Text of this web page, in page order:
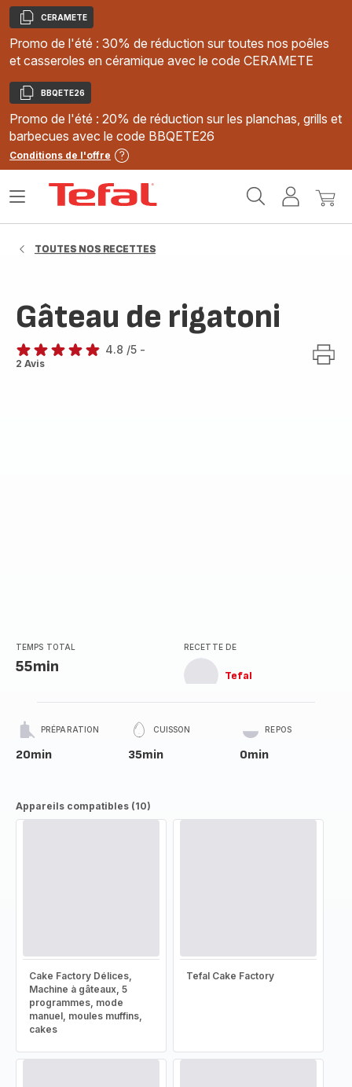
Copier
CERAMETE
Promo de l'été : 30% de réduction sur toutes nos poêles
et casseroles en céramique avec le code CERAMETE
Copier
BBQETE26
Promo de l'été : 20% de réduction sur les planchas, grills et
barbecues avec le code BBQETE26
Conditions de l'offre
MonMon
Ouvrir
TOUTES NOS RECETTES
Gâteau de rigatoni
ratings.4.8
4.8 /5 -
2 Avis
TEMPS TOTAL
55min
RECETTE DE
Tefal
PRÉPARATION
20min
CUISSON
35min
REPOS
0min
Appareils compatibles (10)
Cake Factory Délices,
Machine à gâteaux, 5
programmes, mode
manuel, moules muffins,
cakes
Tefal Cake Factory